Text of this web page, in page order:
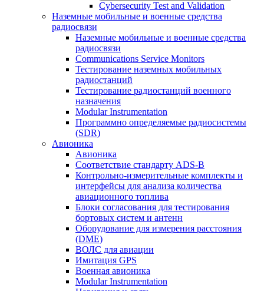
Cybersecurity Test and Validation
Наземные мобильные и военные средства
радиосвязи
Наземные мобильные и военные средства
радиосвязи
Communications Service Monitors
Тестирование наземных мобильных
радиостанций
Тестирование радиостанций военного
назначения
Modular Instrumentation
Программно определяемые радиосистемы
(SDR)
Авионика
Авионика
Соответствие стандарту ADS-B
Контрольно-измерительные комплекты и
интерфейсы для анализа количества
авиационного топлива
Блоки согласования для тестирования
бортовых систем и антенн
Оборудование для измерения расстояния
(DME)
ВОЛС для авиации
Имитация GPS
Военная авионика
Modular Instrumentation